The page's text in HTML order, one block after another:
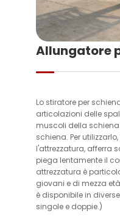
Allungatore
Lo stiratore per
articolazioni delle
muscoli della
schiena. Per
l'attrezzatura, afferra
piega lentamente il
attrezzatura è
giovani e di mezza
è disponibile in
singole e doppie.)